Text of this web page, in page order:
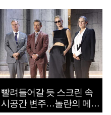
빨려들어갈 듯 스크린 속
시공간 변주…놀란의 메시